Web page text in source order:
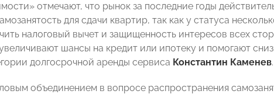
отмечают, что рынок за последние годы
для сдачи квартир, так как у статуса
налоговый вычет и защищенность интересов всех
шансы на кредит или ипотеку и помогают
долгосрочной аренды сервиса Константин Каменев.
объединением в вопросе распространения